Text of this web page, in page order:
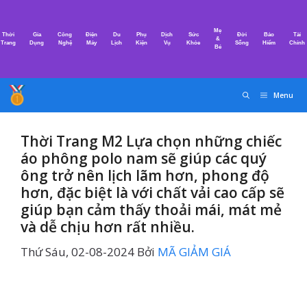
nội
Thời
Trang
Gia
Dụng
Công
Nghệ
Điện
Máy
Du
Lịch
Phụ
Kiện
Dịch
Vụ
Sức
Khỏe
Mẹ
&
Bé
Đời
Sống
Bảo
Hiểm
Tài
Chính
Menu
Thời Trang M2 Lựa chọn những chiếc
áo phông polo nam sẽ giúp các quý
ông trở nên lịch lãm hơn, phong độ
hơn, đặc biệt là với chất vải cao cấp sẽ
giúp bạn cảm thấy thoải mái, mát mẻ
và dễ chịu hơn rất nhiều.
Thứ Sáu, 02-08-2024 Bởi MÃ GIẢM GIÁ